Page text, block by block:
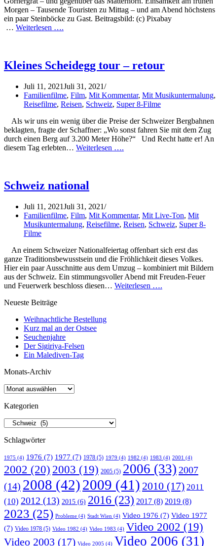
Morgen – Tausende Touristen zu Mittag – und am Abend höchstens
ein paar Steinböcke zu Gast. Beitragsbild: (c) Pixabay
… Weiterlesen ….
Kleines Scheidegg tour – retour
Juli 11, 2021Juli 31, 2021
Familienfilme, Film, Mit Kommentar, Mit Musikuntermalung,
Reisefilme, Reisen, Schweiz, Super 8-Filme
Als wir uns ein wenig über die Preise der Schweizer Bergbahnen
beklagten, fragte der Schaffner: „Wo sonst fahren Sie mit dem Zug
durch einen Berg auf 3.200 Meter Höhe?“ Und Recht hatte er! An
diesem Tag erlebten… Weiterlesen ….
Schweiz national
Juli 11, 2021Juli 31, 2021
Familienfilme, Film, Mit Kommentar, Mit Live-Ton, Mit
Musikuntermalung, Reisefilme, Reisen, Schweiz, Super 8-
Filme
An einem Schweizer Nationalfeiertag offenbart sich erst das
ganze Traditionsbewusstsein und die Fröhlichkeit dieses Volkes.
Hier ein paar Ausschnitte aus dem Umzug – kombiniert mit Bildern
aus der Schweiz. Ein stimmungsvoller Abend mit Freuden-Feuer
und Feuerwerk beschloss diesen… Weiterlesen ….
Neueste Beiträge
Weihnachtliche Bestellung
Kurz mal an der Ostsee
Seuchenjahre
Der Sigiriya-Felsen
Ein Malediven-Tag
Monats-Archiv
Kategorien
Schlagwörter
1975 (4) 1976 (7) 1977 (7) 1978 (5) 1979 (4) 1982 (4) 1983 (4) 2001 (4)
2002 (20) 2003 (19) 2005 (5) 2006 (33) 2007
(14) 2008 (42)2009 (41) 2010 (17) 2011
(10) 2012 (13) 2015 (6) 2016 (23) 2017 (8) 2019 (8)
2023 (25) Probleme (4) Stadt Wien (4) Video 1976 (7) Video 1977
(7) Video 1978 (5) Video 1982 (4) Video 1983 (4) Video 2002 (19)
Video 2003 (17) Video 2005 (4) Video 2006 (31)